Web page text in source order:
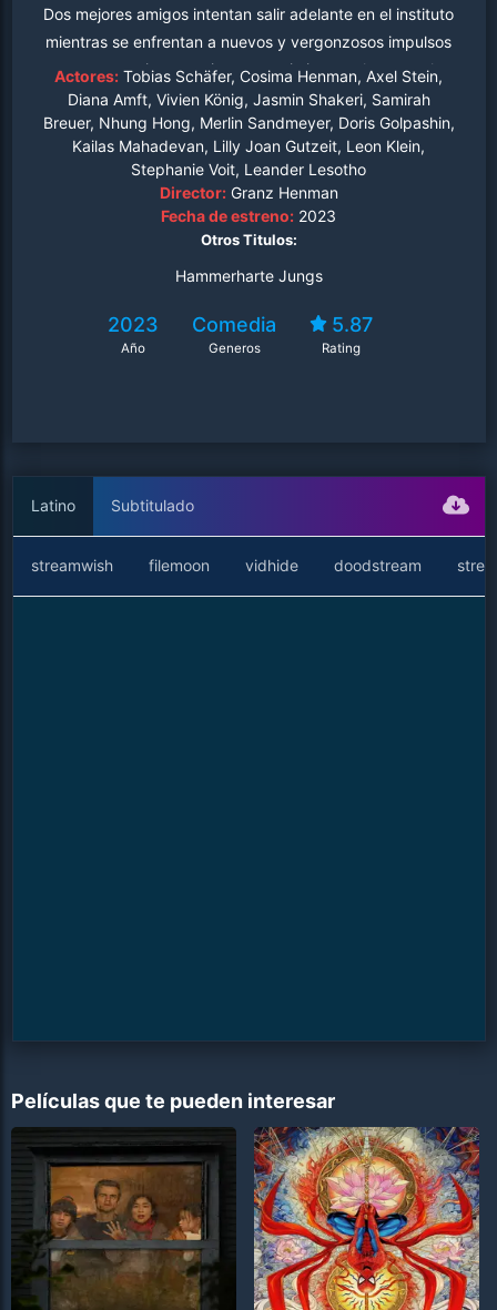
Dos mejores amigos intentan salir adelante en el instituto
mientras se enfrentan a nuevos y vergonzosos impulsos
y a sus muy inconvenientes sentimientos el uno por la
otra.
Actores: Tobias Schäfer, Cosima Henman, Axel Stein,
Diana Amft, Vivien König, Jasmin Shakeri, Samirah
Breuer, Nhung Hong, Merlin Sandmeyer, Doris Golpashin,
Kailas Mahadevan, Lilly Joan Gutzeit, Leon Klein,
Stephanie Voit, Leander Lesotho
Director: Granz Henman
Fecha de estreno: 2023
Otros Titulos:
Hammerharte Jungs
2023
Año
Comedia
Generos
5.87
Rating
Latino Subtitulado
streamwish filemoon vidhide doodstream
Películas que te pueden interesar